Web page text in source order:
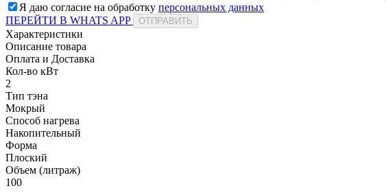
Я даю согласие на обработку персональных данных
ПЕРЕЙТИ В WHATS APP
ОТПРАВИТЬ
Характеристики
Описание товара
Оплата и Доставка
Кол-во кВт
2
Тип тэна
Мокрый
Способ нагрева
Накопительный
Форма
Плоский
Объем (литраж)
100